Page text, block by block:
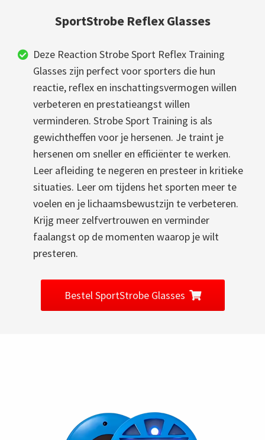
SportStrobe Reflex Glasses
Deze Reaction Strobe Sport Reflex Training
Glasses zijn perfect voor sporters die hun
reactie, reflex en inschattingsvermogen willen
verbeteren en prestatieangst willen
verminderen. Strobe Sport Training is als
gewichtheffen voor je hersenen. Je traint je
hersenen om sneller en efficiënter te werken.
Leer afleiding te negeren en presteer in kritieke
situaties. Leer om tijdens het sporten meer te
voelen en je lichaamsbewustzijn te verbeteren.
Krijg meer zelfvertrouwen en verminder
faalangst op de momenten waarop je wilt
presteren.
Bestel SportStrobe Glasses